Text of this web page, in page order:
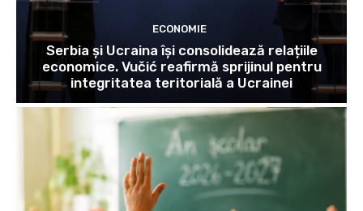
ECONOMIE
Serbia și Ucraina își consolidează relațiile
economice. Vučić reafirmă sprijinul pentru
integritatea teritorială a Ucrainei